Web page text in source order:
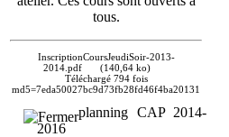
tous.
InscriptionCoursJeudiSoir-2013-
2014.pdf
(140,64 ko)
Téléchargé 794 fois
md5=7eda50027bc9d73fb28fd46f4ba20131
planning CAP 2014-
2016